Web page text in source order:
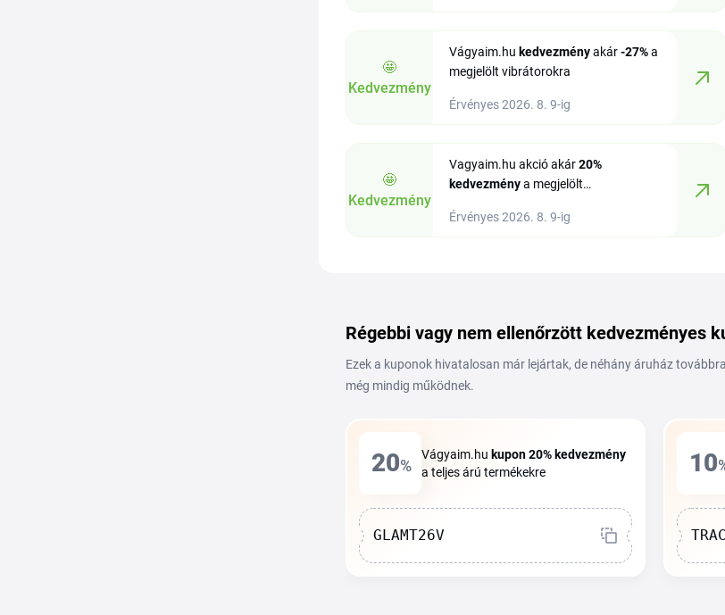
🤩
Kedvezmény
Vágyaim.hu kedvezményakár-27%a
megjelölt vibrátorokra
Érvényes 2026. 8. 9-ig
🤩
Kedvezmény
Vagyaim.hu akció akár20%
kedvezménya megjelölt
Érvényes 2026. 8. 9-ig
Régebbi vagy nem ellenőrzött kedvezményes
Ezek a kuponok hivatalosan már lejártak, de néhány áruház
még mindig működnek.
20%
Vágyaim.hu kupon20% kedvezmény
a teljes árú termékekre
GLAMT26V
10